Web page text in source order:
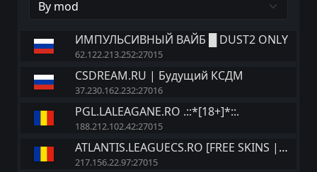
ИМПУЛЬСИВНЫЙ ВАЙБ █ DUST2 ONLY
62.122.213.252:27015
CSDREAM.RU | Будущий КСДМ
37.230.162.232:27016
PGL.LALEAGANE.RO .::*[18+]*::.
188.212.102.42:27015
ATLANTIS.LEAGUECS.RO [FREE SKINS | VIP | REVIVE]
217.156.22.97:27015